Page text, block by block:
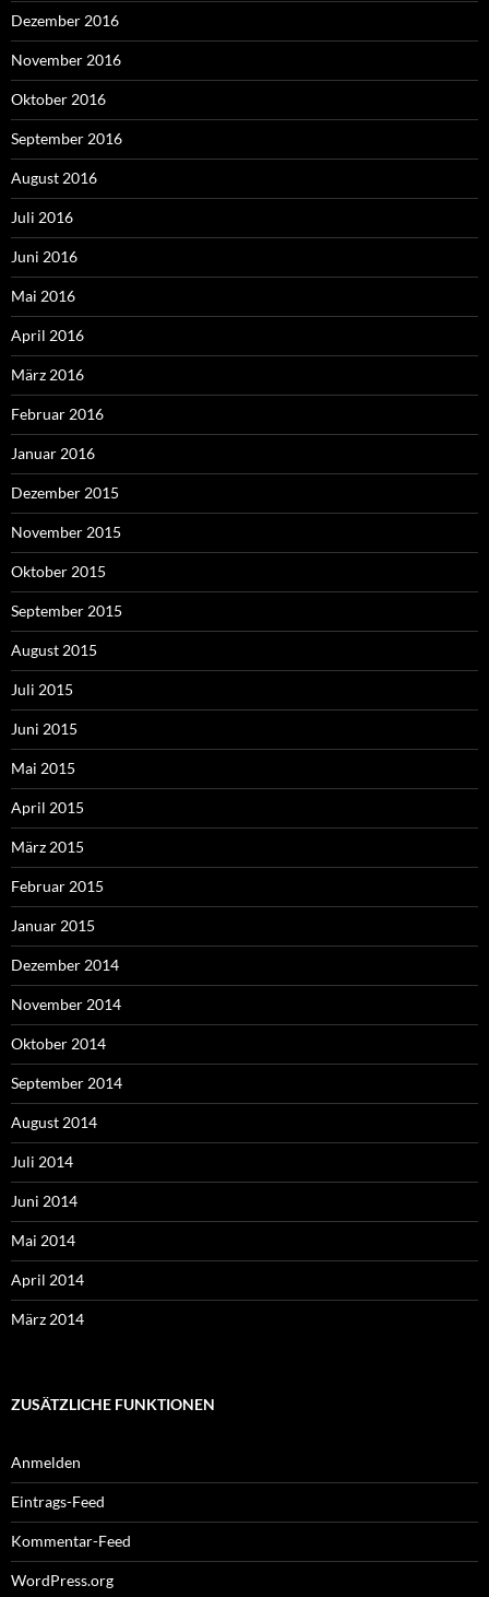
Dezember 2016
November 2016
Oktober 2016
September 2016
August 2016
Juli 2016
Juni 2016
Mai 2016
April 2016
März 2016
Februar 2016
Januar 2016
Dezember 2015
November 2015
Oktober 2015
September 2015
August 2015
Juli 2015
Juni 2015
Mai 2015
April 2015
März 2015
Februar 2015
Januar 2015
Dezember 2014
November 2014
Oktober 2014
September 2014
August 2014
Juli 2014
Juni 2014
Mai 2014
April 2014
März 2014
ZUSÄTZLICHE FUNKTIONEN
Anmelden
Eintrags-Feed
Kommentar-Feed
WordPress.org